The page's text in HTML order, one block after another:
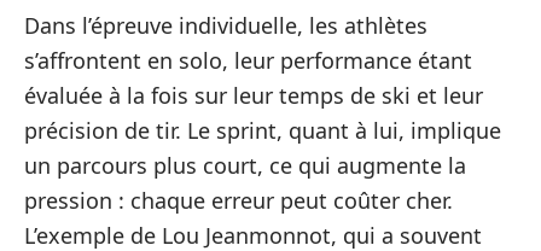
Dans l’épreuve individuelle, les athlètes
s’affrontent en solo, leur performance étant
évaluée à la fois sur leur temps de ski et leur
précision de tir. Le sprint, quant à lui, implique
un parcours plus court, ce qui augmente la
pression : chaque erreur peut coûter cher.
L’exemple de Lou Jeanmonnot, qui a souvent